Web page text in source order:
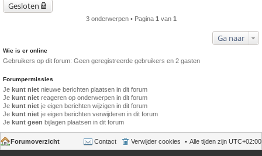
Gesloten
3 onderwerpen • Pagina 1 van 1
Ga naar
Wie is er online
Gebruikers op dit forum: Geen geregistreerde gebruikers en 2 gasten
Forumpermissies
Je kunt niet nieuwe berichten plaatsen in dit forum
Je kunt niet reageren op onderwerpen in dit forum
Je kunt niet je eigen berichten wijzigen in dit forum
Je kunt niet je eigen berichten verwijderen in dit forum
Je kunt geen bijlagen plaatsen in dit forum
Forumoverzicht Alle tijden zijn UTC+02:00
Verwijder cookies
Contact